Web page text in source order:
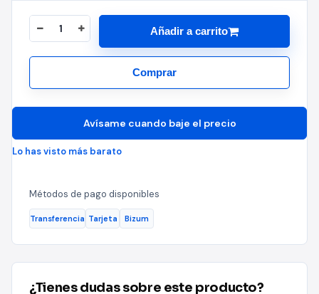
Añadir a carrito
Comprar
Avísame cuando baje el precio
Lo has visto más barato
Métodos de pago disponibles
Transferencia Tarjeta Bizum
¿Tienes dudas sobre este producto?